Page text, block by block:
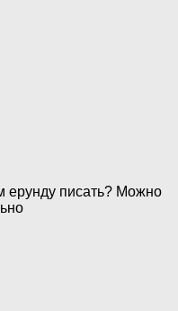
ерунду писать? Можно